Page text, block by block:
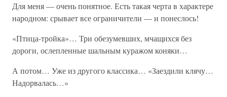
Для меня — очень понятное. Есть такая черта в характере
народном: срывает все ограничители — и понеслось!
«Птица-тройка»… Три обезумевших, мчащихся без
дороги, ослепленные шальным куражом коняки…
А потом… Уже из другого классика… «Заездили клячу…
Надорвалась…»